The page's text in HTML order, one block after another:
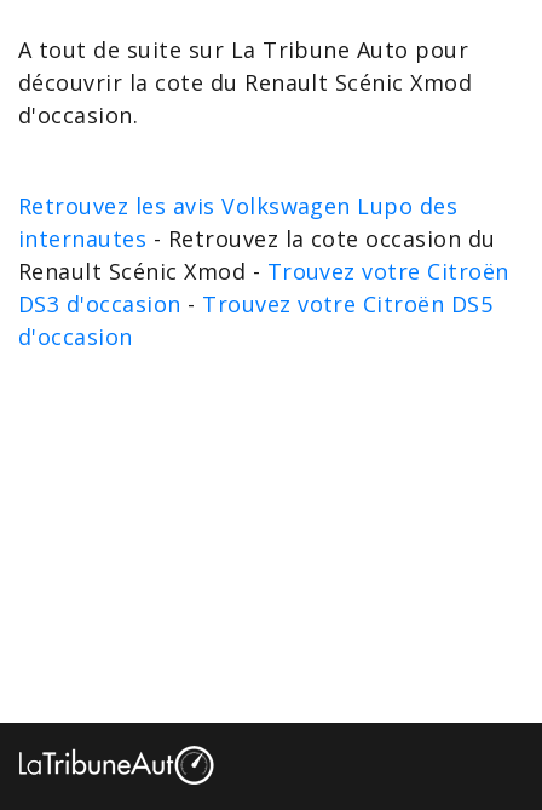
A tout de suite sur La Tribune Auto pour
découvrir la cote du Renault Scénic Xmod
d'occasion.
Retrouvez les avis Volkswagen Lupo des
internautes - Retrouvez la cote occasion du
Renault Scénic Xmod - Trouvez votre Citroën
DS3 d'occasion - Trouvez votre Citroën DS5
d'occasion